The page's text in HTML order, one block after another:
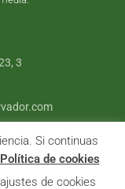
3
Diseño web
Si continuas
Política de cookies
de cookies